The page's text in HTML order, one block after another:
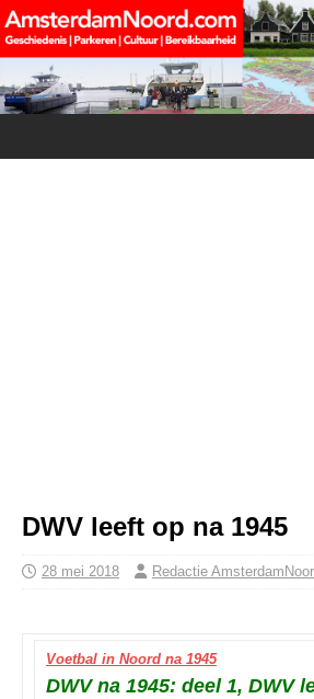
DWV leeft op na 1945
28 mei 2018 Redactie
Voetbal in Noord na 1945
DWV na 1945: deel 1, DWV